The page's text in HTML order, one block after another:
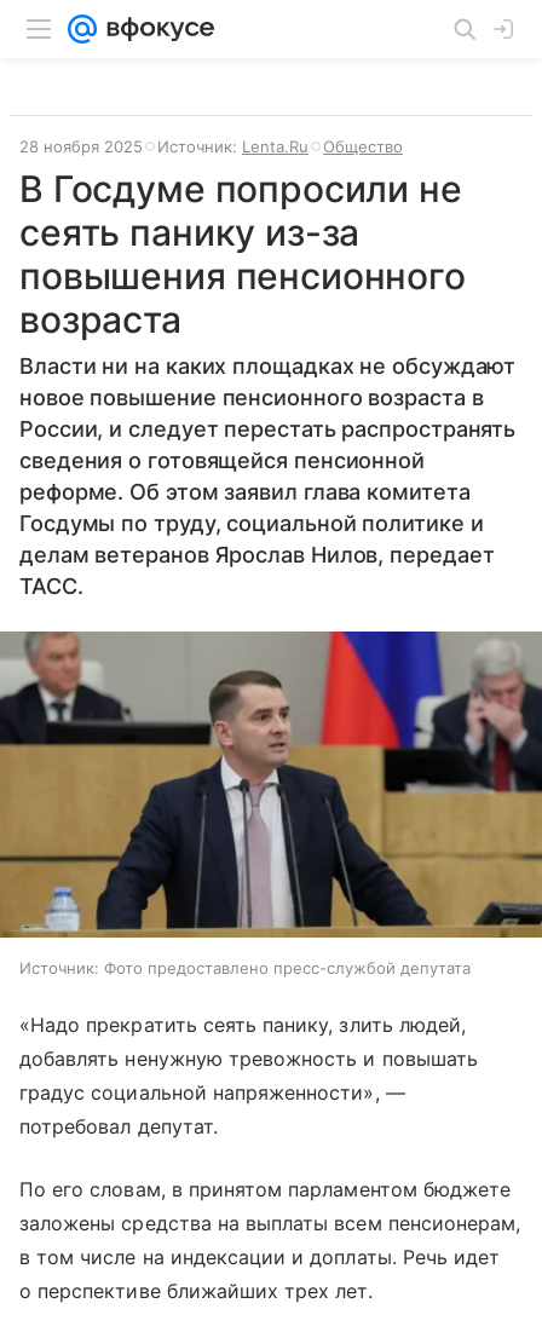
28 ноября 2025 Источник: Lenta.Ru Общество
В Госдуме попросили не
сеять панику из-за
повышения пенсионного
возраста
Власти ни на каких площадках не обсуждают
новое повышение пенсионного возраста в
России, и следует перестать распространять
сведения о готовящейся пенсионной
реформе. Об этом заявил глава комитета
Госдумы по труду, социальной политике и
делам ветеранов Ярослав Нилов, передает
ТАСС.
Источник: Фото предоставлено пресс-службой депутата
«Надо прекратить сеять панику, злить людей,
добавлять ненужную тревожность и повышать
градус социальной напряженности», —
потребовал депутат.
По его словам, в принятом парламентом бюджете
заложены средства на выплаты всем пенсионерам,
в том числе на индексации и доплаты. Речь идет
о перспективе ближайших трех лет.